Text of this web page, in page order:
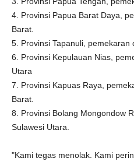
4. Provinsi Papua Barat Daya,
Barat.
5. Provinsi Tapanuli, pemekaran
6. Provinsi Kepulauan Nias,
Utara
7. Provinsi Kapuas Raya,
Barat.
8. Provinsi Bolang Mongondow
Sulawesi Utara.
"Kami tegas menolak. Kami